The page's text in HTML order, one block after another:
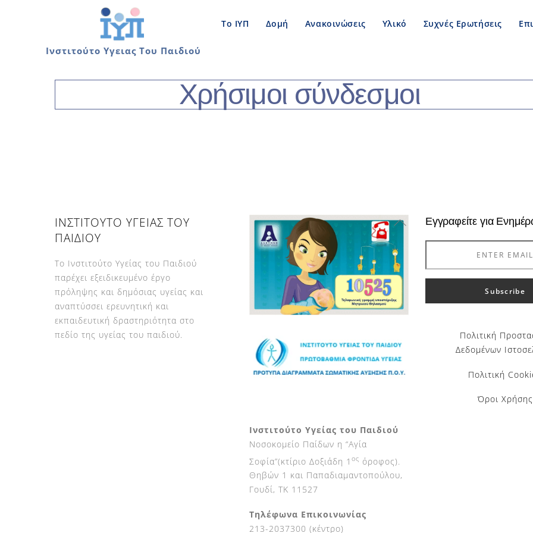
Ινστιτούτο Υγειας Του Παιδιού
Το ΙΥΠ Δομή Ανακοινώσεις Υλικό Συχνές Ερωτήσεις
Χρήσιμοι σύνδεσμοι
Back
ΙΝΣΤΙΤΟΥΤΟ ΥΓΕΙΑΣ ΤΟΥ
ΠΑΙΔΙΟΥ
Το Ινστιτούτο Υγείας του Παιδιού
παρέχει εξειδικευμένο έργο
πρόληψης και δημόσιας υγείας και
αναπτύσσει ερευνητική και
εκπαιδευτική δραστηριότητα στο
πεδίο της υγείας του παιδιού.
Εγγραφείτε για
Πολιτική
Δεδομένων
Πολιτική
Όροι Χρήσης
Ινστιτούτο Υγείας του Παιδιού
Νοσοκομείο Παίδων η “Αγία
Σοφία”(κτίριο Δοξιάδη 1 ος όροφος).
Θηβών 1 και Παπαδιαμαντοπούλου,
Γουδί, ΤΚ 11527
Τηλέφωνα Επικοινωνίας
213-2037300 (κέντρο)